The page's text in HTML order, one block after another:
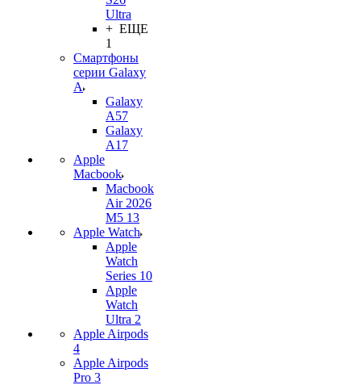
Ultra
+ ЕЩЕ
1
Смартфоны
серии Galaxy
A
Galaxy
A57
Galaxy
A17
Apple
Macbook
Macbook
Air 2026
M5 13
Apple Watch
Apple
Watch
Series 10
Apple
Watch
Ultra 2
Apple Airpods
4
Apple Airpods
Pro 3